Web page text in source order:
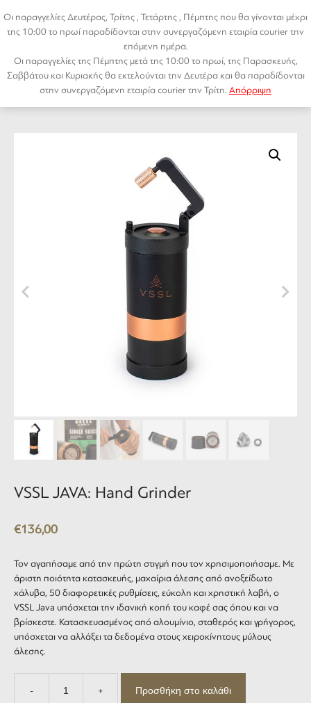
Οι παραγγελίες Δευτέρας, Τρίτης , Τετάρτης , Πέμπτης που θα γίνονται μέχρι
της 10:00 το πρωί παραδίδονται στην συνεργαζόμενη εταιρία courier την
επόμενη ημέρα.
Οι παραγγελίες της Πέμπτης μετά της 10:00 το πρωί, της Παρασκευής,
Σαββάτου και Κυριακής θα εκτελούνται την Δευτέρα και θα παραδίδονται
στην συνεργαζόμενη εταιρία courier την Τρίτη. Απόρριψη
σε
περιεχόμενο
Menu
Αρχική σελίδα/ ΑΞΕΣΟΥΑΡ/ VSSL JAVA: Hand Grinder
← PREVIOUS NEXT →
VSSL JAVA: Hand Grinder
€136,00
Τον αγαπήσαμε από την πρώτη στιγμή που τον χρησιμοποιήσαμε. Με
άριστη ποιότητα κατασκευής, μαχαίρια άλεσης από ανοξείδωτο
χάλυβα, 50 διαφορετικές ρυθμίσεις, εύκολη και χρηστική λαβή, ο
VSSL Java υπόσχεται την ιδανική κοπή του καφέ σας όπου και να
βρίσκεστε. Κατασκευασμένος από αλουμίνιο, σταθερός και γρήγορος,
υπόσχεται να αλλάξει τα δεδομένα στους χειροκίνητους μύλους
άλεσης.
-
VSSL
+ Προσθήκη στο καλάθι